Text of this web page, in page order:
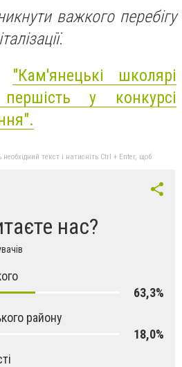
важ­ко­го пе­ре­бі­гу
"Кам'янецькі школярі
у конкурсі
текст і натисніть Ctrl + Enter, щоб
нас?
63,3%
району
18,0%